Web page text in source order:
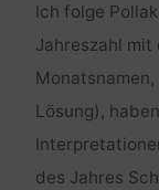
Ich folge
Jahreszahl mit
Lösung),
des Jahres